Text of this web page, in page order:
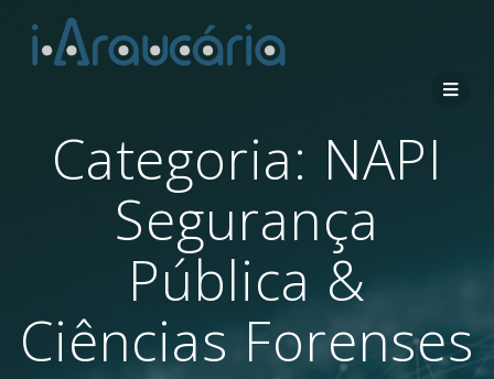
Categoria: NAPI
Segurança
Pública &
Ciências Forenses